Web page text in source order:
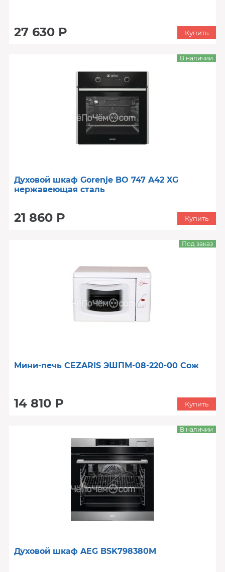
27 630 Р Купить
Духовой шкаф Gorenje BO 747 A42 XG
нержавеющая сталь
21 860 Р
В наличии
Купить
Мини-печь CEZARIS ЭШПМ-08-220-00 Сож
14 810 Р
Под заказ
Купить
Духовой шкаф AEG BSK798380M
В наличии